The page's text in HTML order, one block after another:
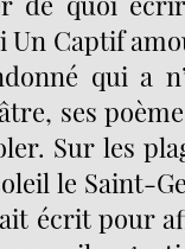
Un Captif
qui a
ses
Sur les
le Saint-
écrit pour